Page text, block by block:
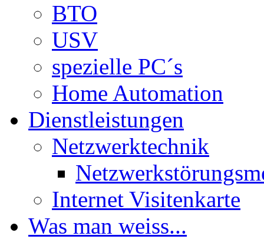
BTO
USV
spezielle PC´s
Home Automation
Dienstleistungen
Netzwerktechnik
Internet Visitenkarte
Was man weiss...